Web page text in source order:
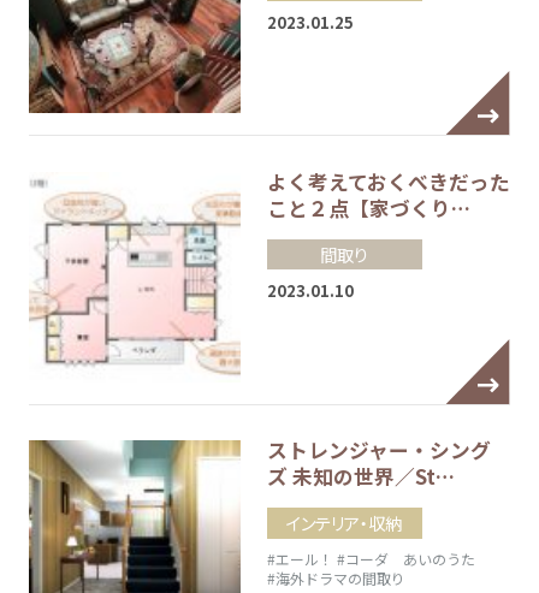
2023.01.25
よく考えておくべきだった
こと２点【家づくり…
間取り
2023.01.10
ストレンジャー・シング
ズ 未知の世界／St…
インテリア・収納
#エール！ #コーダ あいのうた
#海外ドラマの間取り